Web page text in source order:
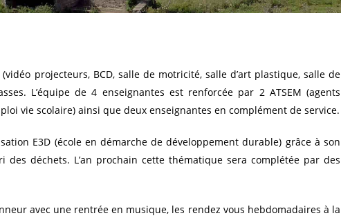
projecteurs, BCD, salle de motricité, salle d’art plastique, salle de
L’équipe de 4 enseignantes est renforcée par 2 ATSEM (agents
vie scolaire) ainsi que deux enseignantes en complément de service.
E3D (école en démarche de développement durable) grâce à son
déchets. L’an prochain cette thématique sera complétée par des
avec une rentrée en musique, les rendez vous hebdomadaires à la